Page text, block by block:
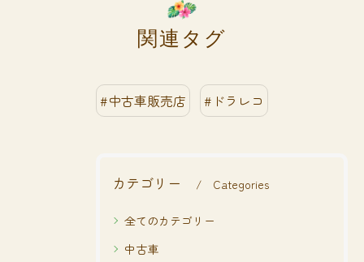
関連タグ
#中古車販売店 #ドラレコ
カテゴリー Categories
全てのカテゴリー
中古車